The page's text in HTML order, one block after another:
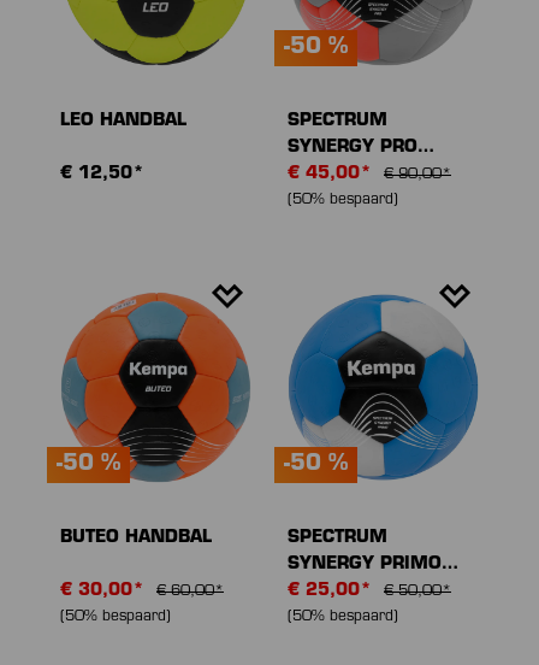
LEO HANDBAL
€ 12,50*
-50 %
SPECTRUM
SYNERGY PRO
HANDBAL
€ 45,00*
€ 90,00*
(50% bespaard)
-50 %
BUTEO HANDBAL
€ 30,00*
€ 60,00*
(50% bespaard)
-50 %
SPECTRUM
SYNERGY PRIMO
HANDBAL
€ 25,00*
€ 50,00*
(50% bespaard)